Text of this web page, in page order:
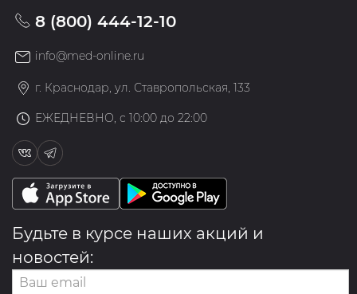
8 (800) 444-12-10
info@med-online.ru
г. Краснодар, ул. Ставропольская, 133
ЕЖЕДНЕВНО, с 10:00 до 22:00
Будьте в курсе наших акций и
новостей: